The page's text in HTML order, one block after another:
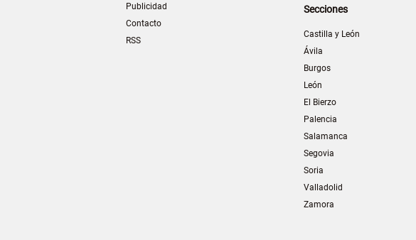
Publicidad
Contacto
RSS
Secciones
Castilla y León
Ávila
Burgos
León
El Bierzo
Palencia
Salamanca
Segovia
Soria
Valladolid
Zamora